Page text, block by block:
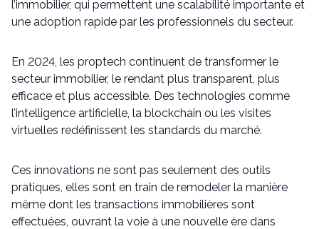
l’immobilier, qui permettent une scalabilité importante et
une adoption rapide par les professionnels du secteur.
En 2024, les proptech continuent de transformer le
secteur immobilier, le rendant plus transparent, plus
efficace et plus accessible. Des technologies comme
l’intelligence artificielle, la blockchain ou les visites
virtuelles redéfinissent les standards du marché.
Ces innovations ne sont pas seulement des outils
pratiques, elles sont en train de remodeler la manière
même dont les transactions immobilières sont
effectuées, ouvrant la voie à une nouvelle ère dans